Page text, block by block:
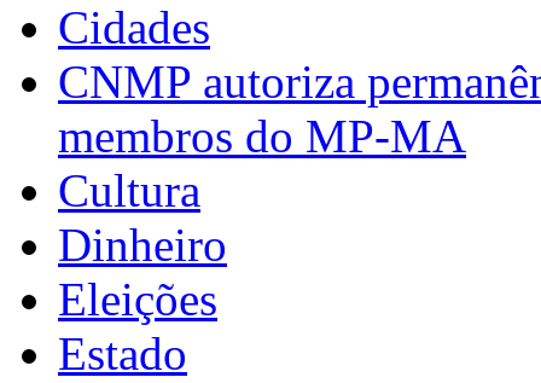
Cidades
CNMP autoriza
membros do MP-MA
Cultura
Dinheiro
Eleições
Estado